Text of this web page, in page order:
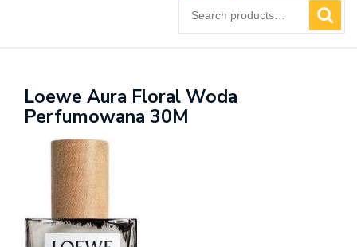
for:
Loewe Aura Floral Woda
Perfumowana 30M